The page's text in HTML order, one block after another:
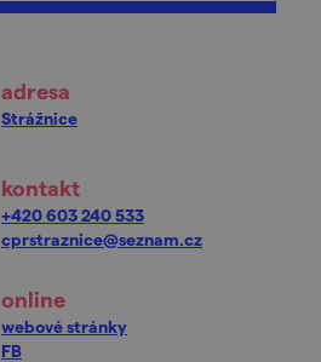
adresa
Strážnice
kontakt
+420 603 240 533
cprstraznice@seznam.cz
online
webové stránky
FB